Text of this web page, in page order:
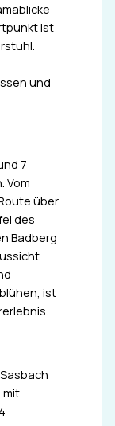
ist
und
7
Vom
über
des
Badberg
ist
mit